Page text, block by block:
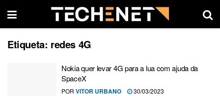
Etiqueta: redes 4G
Nokia quer levar 4G para a lua com ajuda da
SpaceX
POR VITOR URBANO 30/03/2023